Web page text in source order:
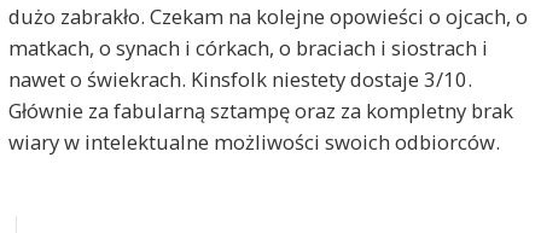
dużo zabrakło. Czekam na kolejne opowieści o ojcach, o
matkach, o synach i córkach, o braciach i siostrach i
nawet o świekrach. Kinsfolk niestety dostaje 3/10.
Głównie za fabularną sztampę oraz za kompletny brak
wiary w intelektualne możliwości swoich odbiorców.